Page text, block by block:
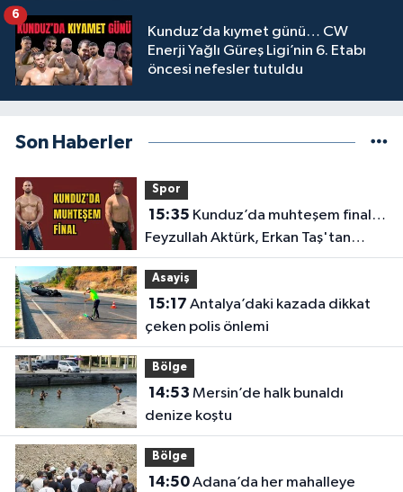
Kunduz’da kıymet günü… CW
Enerji Yağlı Güreş Ligi’nin 6. Etabı
öncesi nefesler tutuldu
6
Son Haberler
Spor
15:35
Feyzullah Aktürk, Erkan Taş'tan
Kırkpınar'ın rövanşını aldı
Asayiş
15:17
çeken polis önlemi
Bölge
14:53
denize koştu
Bölge
14:50Adana’da her mahalleye